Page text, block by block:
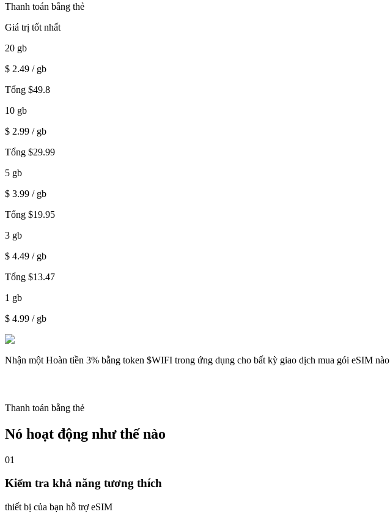
Thanh toán bằng thẻ
Giá trị tốt nhất
20 gb
$ 2.49 / gb
Tổng $49.8
10 gb
$ 2.99 / gb
Tổng $29.99
5 gb
$ 3.99 / gb
Tổng $19.95
3 gb
$ 4.49 / gb
Tổng $13.47
1 gb
$ 4.99 / gb
Nhận một Hoàn tiền 3% bằng token $WIFI trong ứng dụng cho bất kỳ giao dịch mua gói eSIM nào
Thanh toán bằng thẻ
Nó hoạt động như thế nào
01
Kiểm tra khả năng tương thích
thiết bị của bạn hỗ trợ eSIM